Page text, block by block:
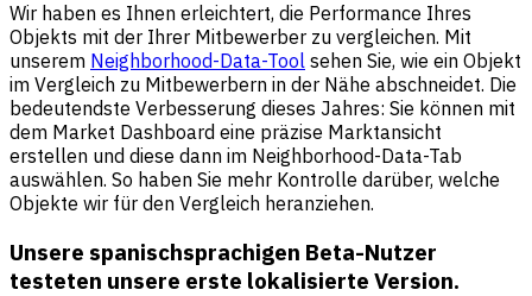
Wir haben es Ihnen erleichtert, die Performance Ihres
Objekts mit der Ihrer Mitbewerber zu vergleichen. Mit
unserem Neighborhood-Data-Tool sehen Sie, wie ein Objekt
im Vergleich zu Mitbewerbern in der Nähe abschneidet. Die
bedeutendste Verbesserung dieses Jahres: Sie können mit
dem Market Dashboard eine präzise Marktansicht
erstellen und diese dann im Neighborhood-Data-Tab
auswählen. So haben Sie mehr Kontrolle darüber, welche
Objekte wir für den Vergleich heranziehen.
Unsere spanischsprachigen Beta-Nutzer
testeten unsere erste lokalisierte Version.